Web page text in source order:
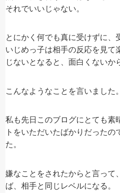
それでいいじゃない。
とにかく何でも真に受けずに、
いじめっ子は相手の反応を見て
じないとなると、面白くないか
こんなようなことを言いました。
私も先日このブログにとても素
トをいただいたばかりだったの
た。
嫌なことをされたからと言って
ば、相手と同じレベルになる。